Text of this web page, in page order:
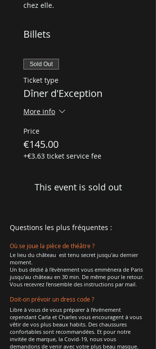
chez elle.
Billets
Sold Out
Ticket type
Dîner d'Exception
More info
Price
€145.00
+€3.63 ticket service fee
This event is sold out
Questions les plus fréquentes :
Où se joue la pièce de théâtre ?
Le lieu du château est tenu secret jusqu'au dernier
moment.
Un bus dédié à l'évènement vous emmènera de Paris
jusqu'au château en 30 min. De même pour le retour.
Vous recevrez l'ensemble des instructions par mail.
Doit-on prévoir un dress code ?
Libre à vous de vous préparer à l’événement
cependant Carla et Charles vous encouragent à vous
vêtir de vos plus beaux habits. Des chaussures
confortables sont recommandées. Et pour notre
invitée de marque, la Covid-19, nous vous
demandons de venir avec votre plus beau masque.